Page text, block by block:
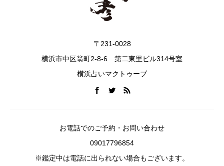
〒231-0028
横浜市中区翁町2-8-6 第二東里ビル314号室
横浜占いマクトゥーブ
お電話でのご予約・お問い合わせ
09017796854
※鑑定中は電話に出られない場合もございます。